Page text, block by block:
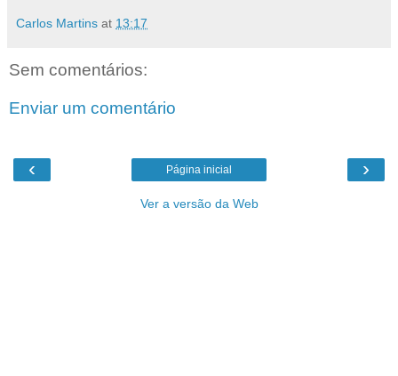
Carlos Martins at 13:17
Sem comentários:
Enviar um comentário
‹ ›
Página inicial
Ver a versão da Web